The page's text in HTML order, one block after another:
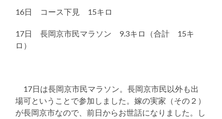
16日 コース下見 15キロ
17日 長岡京市民マラソン 9.3キロ（合計 15キ
ロ）
17日は長岡京市民マラソン。長岡京市民以外も出
場可ということで参加しました。嫁の実家（その２）
が長岡京市なので、前日からお世話になりました。し